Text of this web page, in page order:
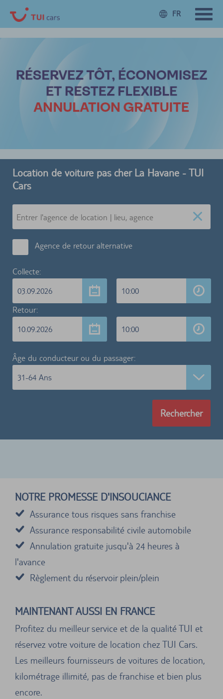
FR
Location de voiture pas cher La Havane - TUI
Cars
Agence de retour alternative
Collecte:
03.09.2026
10:00
Retour:
10.09.2026
10:00
Âge du conducteur ou du passager:
31-64 Ans
Rechercher
NOTRE PROMESSE D'INSOUCIANCE
Assurance tous risques sans franchise
Assurance responsabilité civile automobile
Annulation gratuite jusqu'à 24 heures à
l'avance
Règlement du réservoir plein/plein
MAINTENANT AUSSI EN FRANCE
Profitez du meilleur service et de la qualité TUI et
réservez votre voiture de location chez TUI Cars.
Les meilleurs fournisseurs de voitures de location,
kilométrage illimité, pas de franchise et bien plus
encore.